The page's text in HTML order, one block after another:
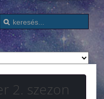
2. szezon